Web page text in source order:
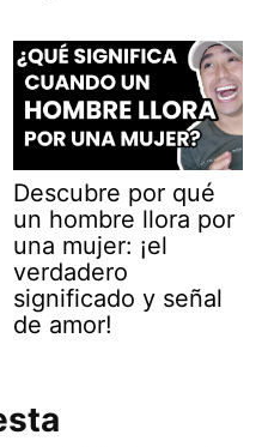
Descubre por qué
un hombre llora por
una mujer: ¡el
verdadero
significado y señal
de amor!